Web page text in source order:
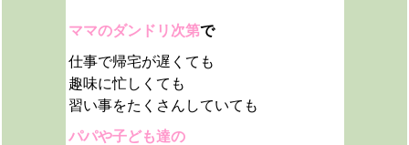
ママのダンドリ次第で
仕事で帰宅が遅くても
趣味に忙しくても
習い事をたくさんしていても
パパや子ども達の